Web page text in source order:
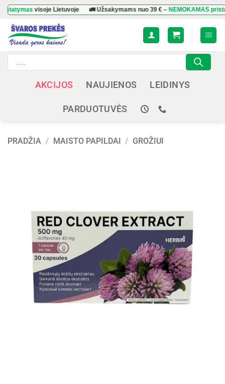
Skip
content
visoje Lietuvoje 🚛 Užsakymams nuo39 €–NEMOKAMAS
Products
search
AKCIJOS NAUJIENOS LEIDINYS
PARDUOTUVĖS
PRADŽIA / MAISTO PAPILDAI / GROŽIUI